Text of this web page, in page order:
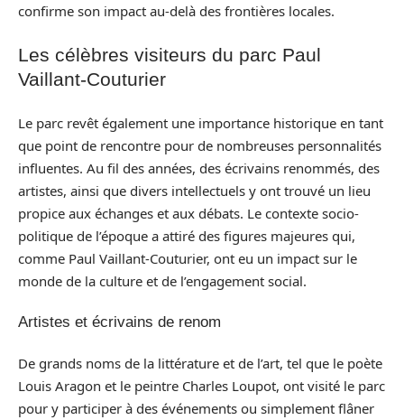
confirme son impact au-delà des frontières locales.
Les célèbres visiteurs du parc Paul
Vaillant-Couturier
Le parc revêt également une importance historique en tant
que point de rencontre pour de nombreuses personnalités
influentes. Au fil des années, des écrivains renommés, des
artistes, ainsi que divers intellectuels y ont trouvé un lieu
propice aux échanges et aux débats. Le contexte socio-
politique de l’époque a attiré des figures majeures qui,
comme Paul Vaillant-Couturier, ont eu un impact sur le
monde de la culture et de l’engagement social.
Artistes et écrivains de renom
De grands noms de la littérature et de l’art, tel que le poète
Louis Aragon et le peintre Charles Loupot, ont visité le parc
pour y participer à des événements ou simplement flâner